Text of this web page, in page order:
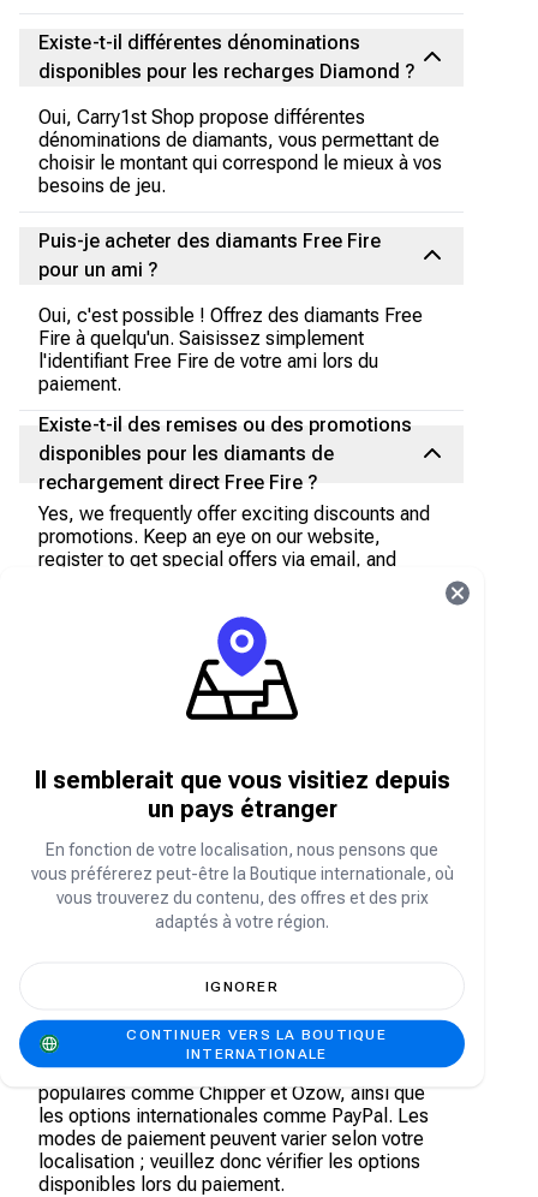
Existe-t-il différentes dénominations
disponibles pour les recharges Diamond ?
Oui, Carry1st Shop propose différentes
dénominations de diamants, vous permettant de
choisir le montant qui correspond le mieux à vos
besoins de jeu.
Puis-je acheter des diamants Free Fire
pour un ami ?
Oui, c'est possible ! Offrez des diamants Free
Fire à quelqu'un. Saisissez simplement
l'identifiant Free Fire de votre ami lors du
paiement.
Existe-t-il des remises ou des promotions
disponibles pour les diamants de
rechargement direct Free Fire ?
Yes, we frequently offer exciting discounts and
promotions. Keep an eye on our website,
register to get special offers via email, and
Puis-je rembourser ou annuler une
transaction de rechargement direct Free
achats numériques en jeu, nous ne pouvons pas
proposer de remboursement ni d'annulation une
fois la transaction finalisée. Veuillez vérifier
votre sélection avant de confirmer l'achat.
Quels modes de paiement puis-je utiliser
pour acheter des diamants Free Fire dans
Nous proposons une variété d'options de
pouvez utiliser les principales cartes de crédit
comme Visa et MasterCard. Nous acceptons
également les portefeuilles mobiles locaux
populaires comme Chipper et Ozow, ainsi que
les options internationales comme PayPal. Les
modes de paiement peuvent varier selon votre
localisation ; veuillez donc vérifier les options
disponibles lors du paiement.
Il semblerait que vous visitiez depuis
un pays étranger
En fonction de votre localisation, nous pensons que
vous préférerez peut-être la Boutique internationale, où
vous trouverez du contenu, des offres et des prix
adaptés à votre région.
IGNORER
CONTINUER VERS LA BOUTIQUE
INTERNATIONALE